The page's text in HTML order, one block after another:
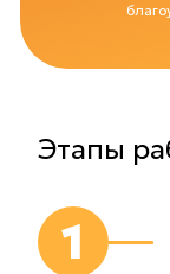
Этапы
1